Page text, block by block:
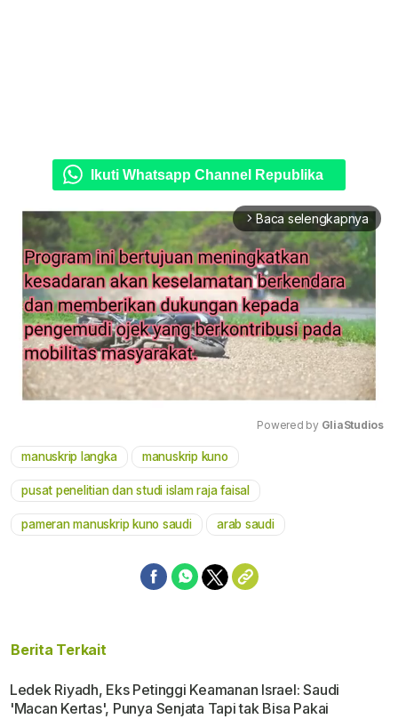
Ikuti Whatsapp Channel Republika
arrow_forward_ios Baca selengkapnya
Powered by GliaStudios
manuskrip langka manuskrip kuno
pusat penelitian dan studi islam raja faisal
pameran manuskrip kuno saudi arab saudi
Berita Terkait
Ledek Riyadh, Eks Petinggi Keamanan Israel: Saudi
'Macan Kertas', Punya Senjata Tapi tak Bisa Pakai